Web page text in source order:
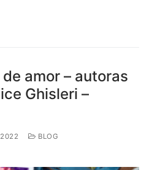
amor – autoras
Ghisleri –
BLOG